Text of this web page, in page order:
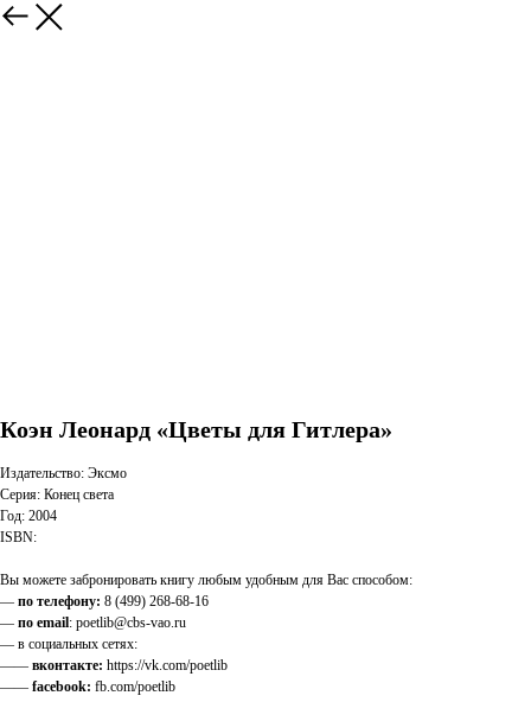
Коэн Леонард «Цветы для Гитлера»
Издательство: Эксмо
Серия: Конец света
Год: 2004
ISBN:
Вы можете забронировать книгу любым удобным для Вас способом:
— по телефону: 8 (499) 268-68-16
— по email: poetlib@cbs-vao.ru
— в социальных сетях:
—— вконтакте: https://vk.com/poetlib
—— facebook: fb.com/poetlib